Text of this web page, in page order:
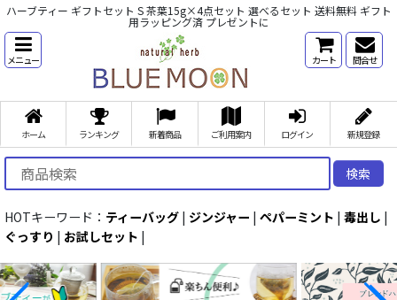
ハーブティー ギフトセット S 茶葉15g×4点セット 選べるセット 送料無料 ギフト
用ラッピング済 プレゼントに
メニュー カート 問合せ
ホーム ランキング 新着商品 ご利用案内 ログイン 新規登録
検索
HOTキーワード： ティーバッグ | ジンジャー | ペパーミント | 毒出し |
ぐっすり | お試しセット |